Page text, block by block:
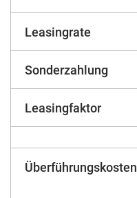
Leasingrate
Sonderzahlung
Leasingfaktor
Überführungskosten